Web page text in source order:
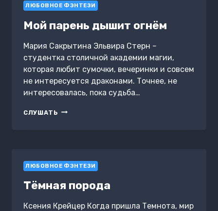
ЛЮБОВНОЕ ФЭНТЕЗИ
Мой парень дышит огнём
Мария Сакрытина Эльвира Стерн –
студентка столичной академии магии,
которая любит сумочки, вечеринки и совсем
не интересуется драконами. Точнее, не
интересовалась, пока судьба…
СЛУШАТЬ МОЙ
ЛЮБОВНОЕ ФЭНТЕЗИ
Тëмная порода
Ксения Крейцер Когда пришла Темнота, мир